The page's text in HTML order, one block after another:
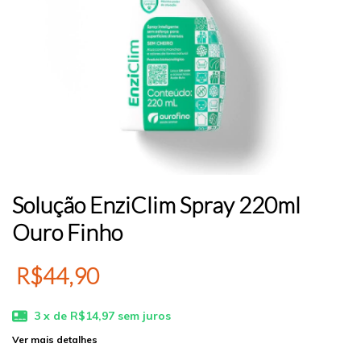
Solução EnziClim Spray 220ml
Ouro Finho
R$44,90
3 x de R$14,97 sem juros
Ver mais detalhes